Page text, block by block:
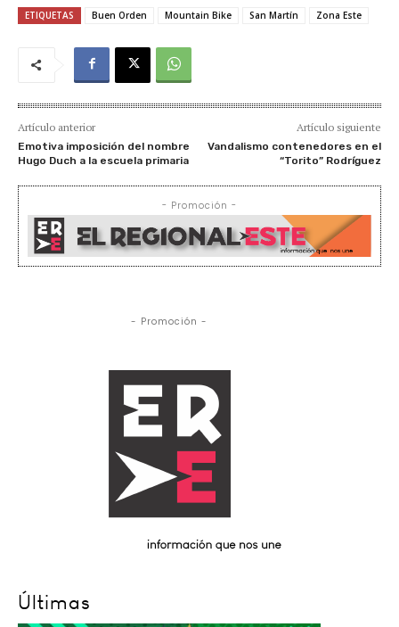
ETIQUETAS Buen Orden Mountain Bike San Martín Zona Este
Artículo anterior
Emotiva imposición del nombre
Hugo Duch a la escuela primaria
Artículo siguiente
Vandalismo contenedores en el
“Torito” Rodríguez
- Promoción -
- Promoción -
Últimas